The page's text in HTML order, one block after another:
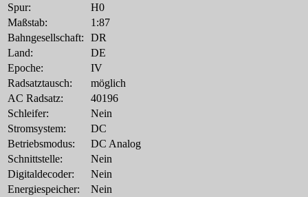
Spur:
H0
Maßstab:
1:87
Bahngesellschaft:
DR
Land:
DE
Epoche:
IV
Radsatztausch:
möglich
AC Radsatz:
40196
Schleifer:
Nein
Stromsystem:
DC
Betriebsmodus:
DC Analog
Schnittstelle:
Nein
Digitaldecoder:
Nein
Energiespeicher:
Nein